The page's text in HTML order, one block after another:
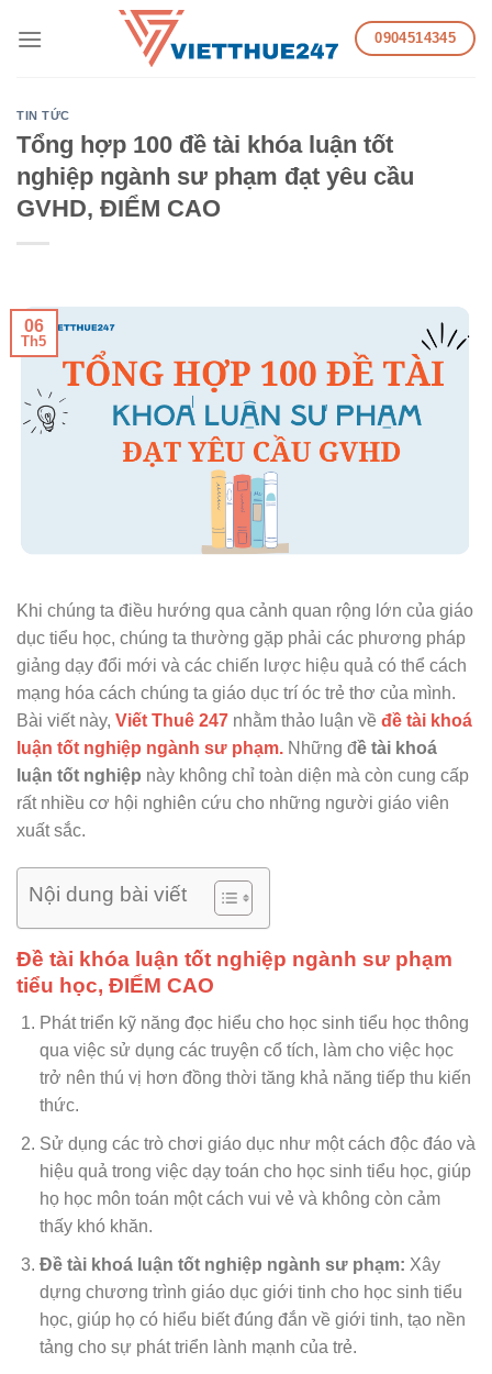
0904514345
TIN TỨC
Tổng hợp 100 đề tài khóa luận tốt
nghiệp ngành sư phạm đạt yêu cầu
GVHD, ĐIỂM CAO
06
Th5
Khi chúng ta điều hướng qua cảnh quan rộng lớn của giáo
dục tiểu học, chúng ta thường gặp phải các phương pháp
giảng dạy đổi mới và các chiến lược hiệu quả có thể cách
mạng hóa cách chúng ta giáo dục trí óc trẻ thơ của mình.
Bài viết này, Viết Thuê 247 nhằm thảo luận về đề tài khoá
luận tốt nghiệp ngành sư phạm. Những đề tài khoá
luận tốt nghiệp này không chỉ toàn diện mà còn cung cấp
rất nhiều cơ hội nghiên cứu cho những người giáo viên
xuất sắc.
Nội dung bài viết
Đề tài khóa luận tốt nghiệp ngành sư phạm
tiểu học, ĐIỂM CAO
Phát triển kỹ năng đọc hiểu cho học sinh tiểu học thông
qua việc sử dụng các truyện cổ tích, làm cho việc học
trở nên thú vị hơn đồng thời tăng khả năng tiếp thu kiến
thức.
Sử dụng các trò chơi giáo dục như một cách độc đáo và
hiệu quả trong việc dạy toán cho học sinh tiểu học, giúp
họ học môn toán một cách vui vẻ và không còn cảm
thấy khó khăn.
Đề tài khoá luận tốt nghiệp ngành sư phạm: Xây
dựng chương trình giáo dục giới tinh cho học sinh tiểu
học, giúp họ có hiểu biết đúng đắn về giới tinh, tạo nền
tảng cho sự phát triển lành mạnh của trẻ.